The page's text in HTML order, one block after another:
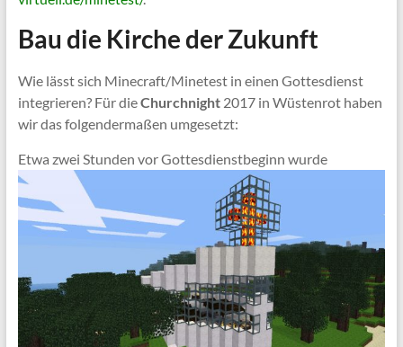
Bau die Kirche der Zukunft
Wie lässt sich Minecraft/Minetest in einen Gottesdienst
integrieren? Für dieChurchnight2017 in Wüstenrot haben
wir das folgendermaßen umgesetzt:
Etwa zwei Stunden vor Gottesdienstbeginn wurde